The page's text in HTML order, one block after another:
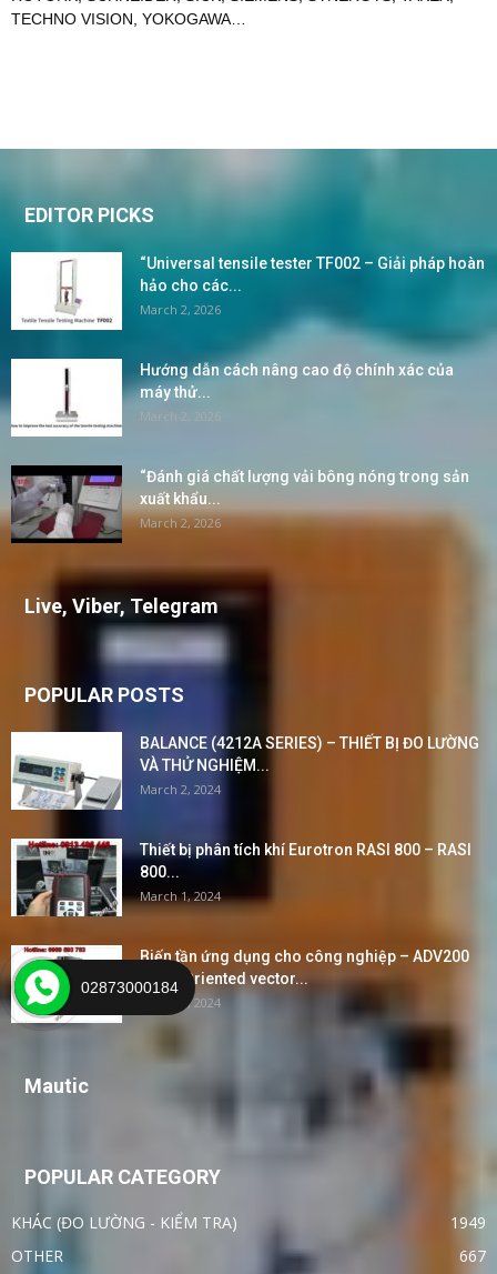
TECHNO VISION, YOKOGAWA…
EDITOR PICKS
“Universal tensile tester TF002 – Giải pháp hoàn
hảo cho các...
March 2, 2026
Hướng dẫn cách nâng cao độ chính xác của
máy thử...
March 2, 2026
“Đánh giá chất lượng vải bông nóng trong sản
xuất khẩu...
March 2, 2026
Live, Viber, Telegram
POPULAR POSTS
BALANCE (4212A SERIES) – THIẾT BỊ ĐO LƯỜNG
VÀ THỬ NGHIỆM...
March 2, 2024
Thiết bị phân tích khí Eurotron RASI 800 – RASI
800...
March 1, 2024
Biến tần ứng dụng cho công nghiệp – ADV200
Field-Oriented vector...
March 1, 2024
Mautic
POPULAR CATEGORY
KHÁC (ĐO LƯỜNG - KIỂM TRA)
1949
OTHER
667
02873000184